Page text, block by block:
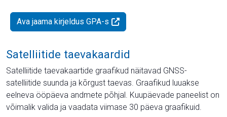
Ava jaama kirjeldus GPA-s
Satelliitide taevakaardid
Satelliitide taevakaartide graafikud näitavad GNSS-
satelliitide suunda ja kõrgust taevas. Graafikud luuakse
eelneva ööpäeva andmete põhjal. Kuupäevade paneelist on
võimalik valida ja vaadata viimase 30 päeva graafikuid.